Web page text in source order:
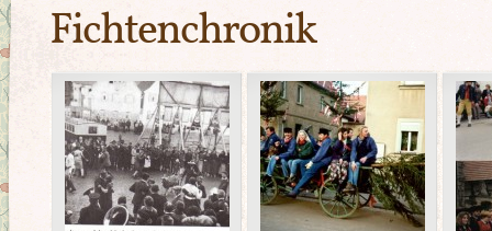
Fichtenchronik